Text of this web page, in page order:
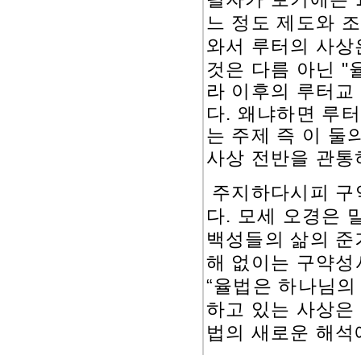
느 정도 제도와
와서 루터의 사
것은 다름 아닌 "
라 이후의 루터
다. 왜냐하면 루
는 주제 즉 이 둘
사상 전반을 관
주지하다시피
다. 모세 오경은
백성들의 삶의
해 없이는 구약
“율법은 하나님
하고 있는 사상은
법의 새로운 해